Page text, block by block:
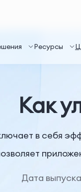
Ресурсы
Как
в себя
Дата